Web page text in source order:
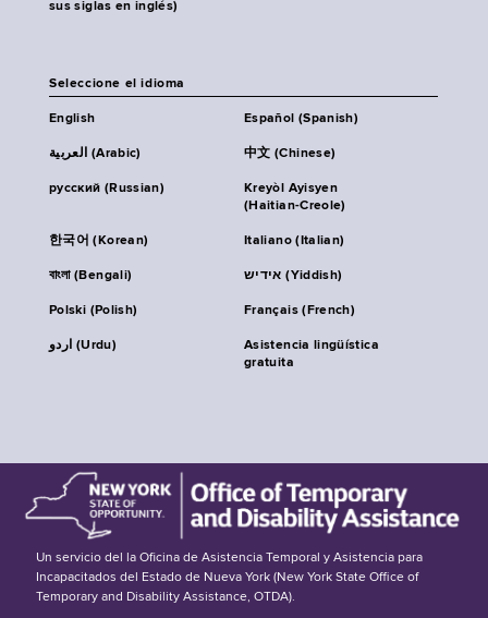
sus siglas en inglés)
Seleccione el idioma
English Español (Spanish)
العربية (Arabic) 中文 (Chinese)
русский (Russian)
Kreyòl Ayisyen
(Haitian-Creole)
한국어 (Korean) Italiano (Italian)
বাংলা (Bengali) אידיש (Yiddish)
Polski (Polish) Français (French)
اردو (Urdu)
Asistencia lingüística
gratuita
Un servicio del la Oficina de Asistencia Temporal y Asistencia para
Incapacitados del Estado de Nueva York (New York State Office of
Temporary and Disability Assistance, OTDA).